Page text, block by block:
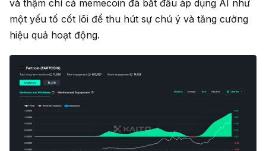
và thậm chí cả memecoin đã bắt đầu áp dụng AI như
một yếu tố cốt lõi để thu hút sự chú ý và tăng cường
hiệu quả hoạt động.